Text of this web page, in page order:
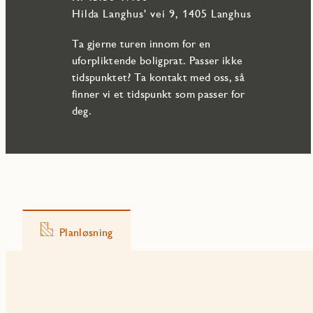
Hilda Langhus' vei 9, 1405 Langhus
Ta gjerne turen innom for en
uforpliktende boligprat. Passer ikke
tidspunktet? Ta kontakt med oss, så
finner vi et tidspunkt som passer for
deg.
Planløsning